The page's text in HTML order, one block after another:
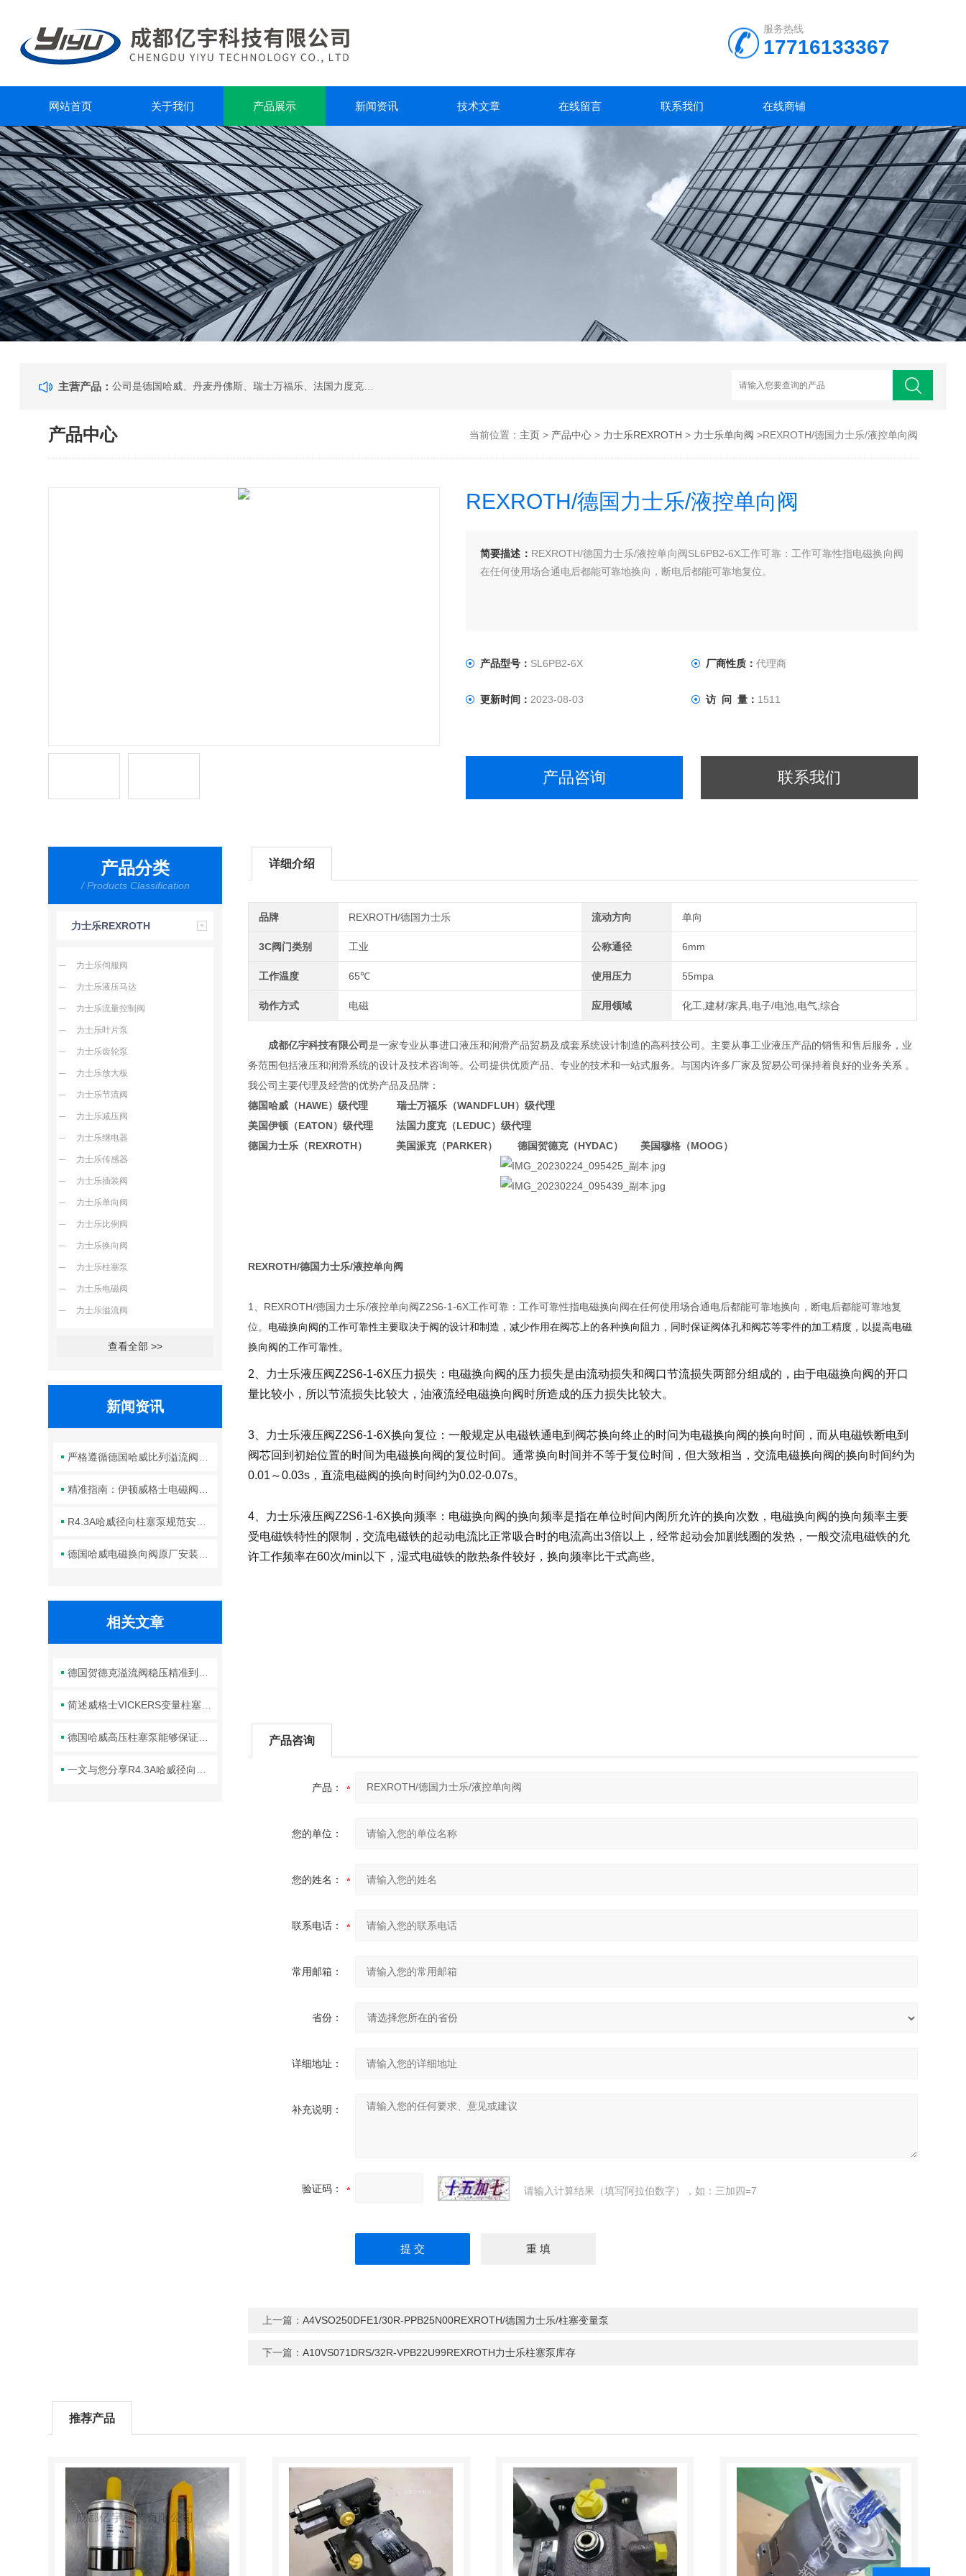
服务热线
17716133367
网站首页 关于我们 产品展示 新闻资讯 技术文章 在线留言 联系我们 在线商铺
主营产品：
产品中心 当前位置： 主页> 产品中心> 力士乐REXROTH > 力士乐单向阀 >REXROTH/德国力士乐/液控单向阀
REXROTH/德国力士乐/液控单向阀
简要描述： REXROTH/德国力士乐/液控单向阀SL6PB2-6X工作可靠：工作可靠性指电磁换向阀
在任何使用场合通电后都能可靠地换向，断电后都能可靠地复位。
产品型号： SL6PB2-6X 厂商性质：代理商
更新时间： 2023-08-03 访 问 量： 1511
产品咨询 联系我们
产品分类
/ Products Classification
力士乐REXROTH
力士乐伺服阀
力士乐液压马达
力士乐流量控制阀
力士乐叶片泵
力士乐齿轮泵
力士乐放大板
力士乐节流阀
力士乐减压阀
力士乐继电器
力士乐传感器
力士乐插装阀
力士乐单向阀
力士乐比例阀
力士乐换向阀
力士乐柱塞泵
力士乐电磁阀
力士乐溢流阀
查看全部 >>
新闻资讯
相关文章
详细介绍
品牌 REXROTH/德国力士乐 流动方向 单向
3C阀门类别 工业 公称通径 6mm
工作温度 65℃ 使用压力 55mpa
动作方式 电磁 应用领域 化工,建材/家具,电子/电池,电气,综合
成都亿宇科技有限公司是一家专业从事进口液压和润滑产品贸易及成套系统设计制造的高科技公司。主要从事工业液压产品的销售和售后服务，业
务范围包括液压和润滑系统的设计及技术咨询等。公司提供优质产品、专业的技术和一站式服务。与国内许多厂家及贸易公司保持着良好的业务关系 。
我公司主要代理及经营的优势产品及品牌：
德国哈威（HAWE）级代理 瑞士万福乐（WANDFLUH）级代理
美国伊顿（EATON）级代理 法国力度克（LEDUC）级代理
德国力士乐（REXROTH） 美国派克（PARKER） 德国贺德克（HYDAC） 美国穆格（MOOG）
REXROTH/德国力士乐/液控单向阀
1、REXROTH/德国力士乐/液控单向阀Z2S6-1-6X工作可靠：工作可靠性指电磁换向阀在任何使用场合通电后都能可靠地换向，断电后都能可靠地复
位。 电磁换向阀的工作可靠性主要取决于阀的设计和制造，减少作用在阀芯上的各种换向阻力，同时保证阀体孔和阀芯等零件的加工精度，以提高电磁
换向阀的工作可靠性。
2、力士乐液压阀Z2S6-1-6X压力损失：电磁换向阀的压力损失是由流动损失和阀口节流损失两部分组成的，由于电磁换向阀的开口
量比较小，所以节流损失比较大，油液流经电磁换向阀时所造成的压力损失比较大。
3、力士乐液压阀Z2S6-1-6X换向复位：一般规定从电磁铁通电到阀芯换向终止的时问为电磁换向阀的换向时间，而从电磁铁断电到
阀芯回到初始位置的时间为电磁换向阀的复位时间。通常换向时间并不等于复位时间，但大致相当，交流电磁换向阀的换向时间约为
0.01～0.03s，直流电磁阀的换向时间约为0.02-0.07s。
4、力士乐液压阀Z2S6-1-6X换向频率：电磁换向阀的换向频率是指在单位时间内阁所允许的换向次数，电磁换向阀的换向频率主要
受电磁铁特性的限制，交流电磁铁的起动电流比正常吸合时的电流高出3倍以上，经常起动会加剧线圈的发热，一般交流电磁铁的允
许工作频率在60次/min以下，湿式电磁铁的散热条件较好，换向频率比干式高些。
产品咨询
产品：
您的单位：
您的姓名：
联系电话：
常用邮箱：
省份：
详细地址：
补充说明：
验证码： 请输入计算结果（填写阿拉伯数字），如：三加四=7
上一篇：A4VSO250DFE1/30R-PPB25N00REXROTH/德国力士乐/柱塞变量泵
下一篇：A10VS071DRS/32R-VPB22U99REXROTH力士乐柱塞泵库存
推荐产品